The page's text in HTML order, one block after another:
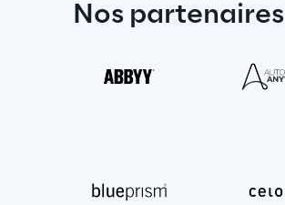
Nos partenaires